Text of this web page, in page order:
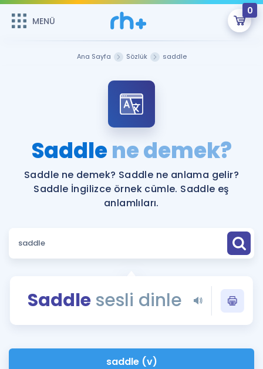
MENÜ
0
ÜYE DEĞİLİM
Sepetin Şu An Boş.
Remzi Hoca ile seni sınava hazırlayacak onlarca eğitim seni
bekliyor!
MENÜ
Faydalı Araçlar
Sözlük
Rehberlik Aracı
ÖSYM Sınav Takvimi
Kampanyalar
Hakkımızda
Ana Sayfa Sözlük saddle
Saddlene demek?
Saddle ne demek? Saddle ne anlama gelir?
Saddle İngilizce örnek cümle. Saddle eş
anlamlıları.
Saddlesesli dinle
saddle (v)